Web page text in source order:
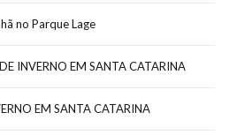
no Parque Lage
INVERNO EM SANTA CATARINA
EM SANTA CATARINA